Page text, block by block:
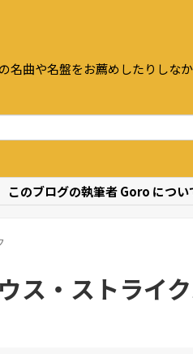
名曲や名盤をお薦めしたりし
このブログの執筆者 Goro につい
ス・ストライ